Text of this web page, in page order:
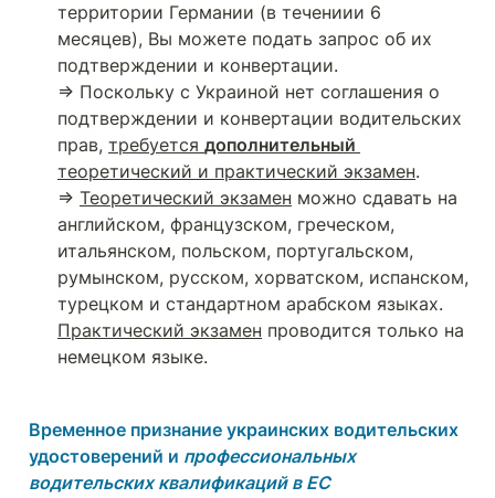
территории Германии (в течениии 6
месяцев), Вы можете подать запрос об их
подтверждении и конвертации.
⇒ Поскольку с Украиной нет соглашения о
подтверждении и конвертации водительских
прав, требуется
теоретический и практический экзамен.
⇒ Теоретический экзамен можно сдавать на
английском, французском, греческом,
итальянском, польском, португальском,
румынском, русском, хорватском, испанском,
Практический экзамен проводится только на
немецком языке.
Временное признание украинских водительских
удостоверений и профессиональных
водительских квалификаций в ЕС